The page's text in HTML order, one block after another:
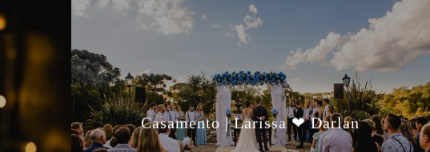
Casamento | Larissa ❤ Darlan